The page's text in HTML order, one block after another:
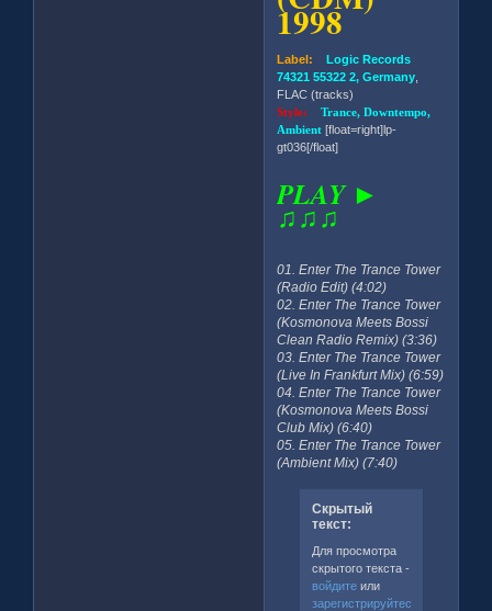
1998
Label: Logic Records
74321 55322 2, Germany
FLAC (tracks)
Style:Trance, Downtempo,
Ambient[float=right]lp-
gt036[/float]
PLAY ►
♫♫♫
01. Enter The Trance Tower
(Radio Edit) (4:02)
02. Enter The Trance Tower
(Kosmonova Meets Bossi
Clean Radio Remix) (3:36)
03. Enter The Trance Tower
(Live In Frankfurt Mix) (6:59)
04. Enter The Trance Tower
(Kosmonova Meets Bossi
Club Mix) (6:40)
05. Enter The Trance Tower
(Ambient Mix) (7:40)
Скрытый
текст:
Для просмотра
скрытого текста -
войдитеили
зарегистрируйтесь